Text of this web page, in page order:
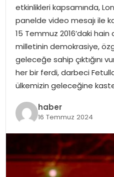
SAĞLIK
SOSYAL HABER
etkinlikleri kapsamında,
panelde video mesajı ile
15 Temmuz 2016’daki
milletinin demokrasiye,
geleceğe sahip çıktığını
her bir ferdi, darbeci
ülkemizin geleceğine
haber
16 Temmuz 2024